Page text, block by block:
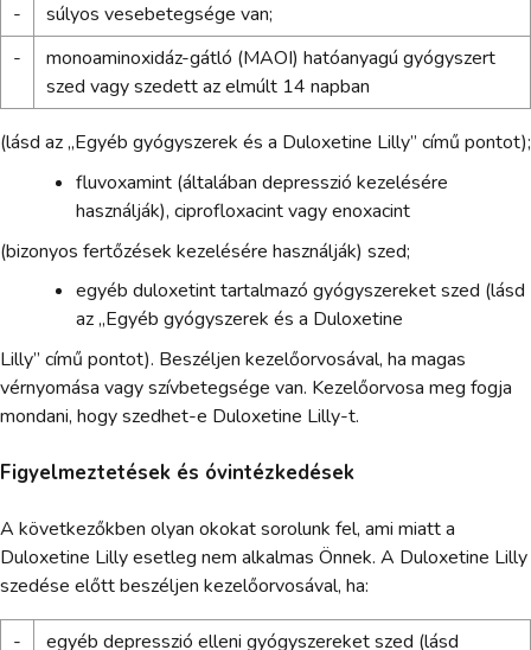
-
súlyos vesebetegsége van;
-
monoaminoxidáz-gátló (MAOI) hatóanyagú gyógyszert
szed vagy szedett az elmúlt 14 napban
(lásd az „Egyéb gyógyszerek és a Duloxetine Lilly” című pontot);
fluvoxamint (általában depresszió kezelésére
használják), ciprofloxacint vagy enoxacint
(bizonyos fertőzések kezelésére használják) szed;
egyéb duloxetint tartalmazó gyógyszereket szed (lásd
az „Egyéb gyógyszerek és a Duloxetine
Lilly” című pontot). Beszéljen kezelőorvosával, ha magas
vérnyomása vagy szívbetegsége van. Kezelőorvosa meg fogja
mondani, hogy szedhet-e Duloxetine Lilly-t.
Figyelmeztetések és óvintézkedések
A következőkben olyan okokat sorolunk fel, ami miatt a
Duloxetine Lilly esetleg nem alkalmas Önnek. A Duloxetine Lilly
szedése előtt beszéljen kezelőorvosával, ha:
-
egyéb depresszió elleni gyógyszereket szed (lásd